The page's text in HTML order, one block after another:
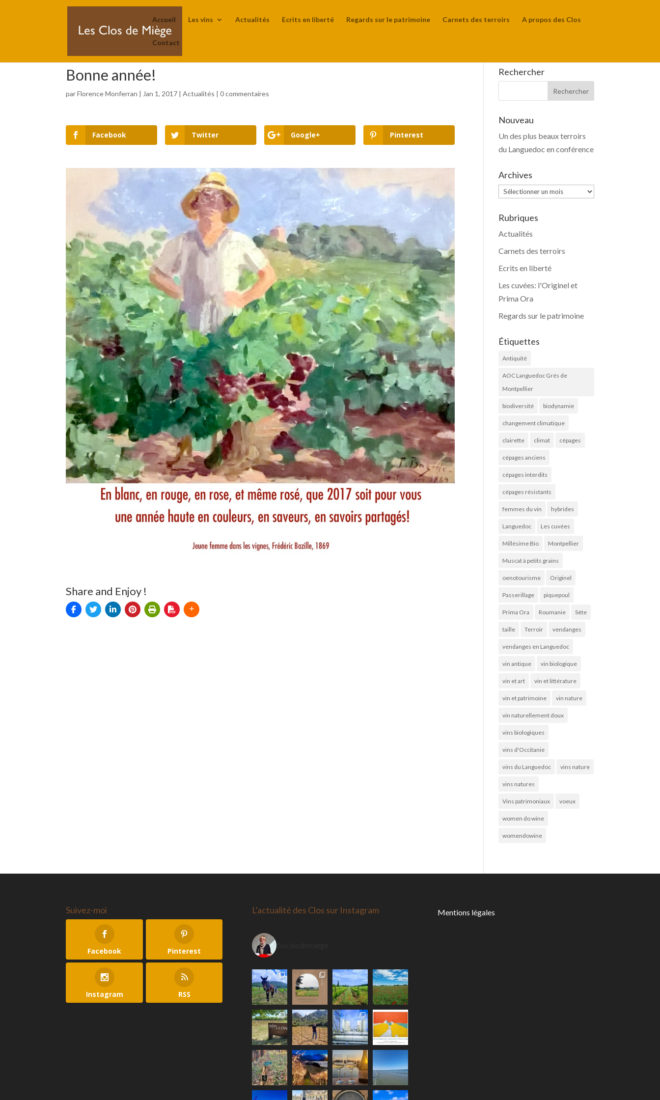
Accueil Les vins Actualités Ecrits en liberté Regards sur le patrimoine Carnets des terroirs A propos des Clos
Contact
Bonne année!
parFlorence Monferran | Jan 1, 2017 |Actualités |0 commentaires
Facebook Twitter Google+ Pinterest
Share and Enjoy !
Rechercher
Nouveau
Un des plus beaux terroirs
du Languedoc en conférence
Archives
Archives
Rubriques
Actualités
Carnets des terroirs
Ecrits en liberté
Les cuvées: l'Originel et
Prima Ora
Regards sur le patrimoine
Étiquettes
Antiquité
AOC Languedoc Grés de
Montpellier
biodiversité biodynamie
changement climatique
clairette climat cépages
cépages anciens
cépages interdits
cépages résistants
femmes du vin hybrides
Languedoc Les cuvées
Millésime Bio Montpellier
Muscat à petits grains
oenotourisme Originel
Passerillage piquepoul
Prima Ora Roumanie Sète
taille Terroir vendanges
vendanges en Languedoc
vin antique vin biologique
vin et art vin et littérature
vin et patrimoine vin nature
vin naturellement doux
vins biologiques
vins d'Occitanie
vins du Languedoc vins nature
vins natures
Vins patrimoniaux voeux
women do wine
womendowine
Suivez-moi
Facebook Pinterest
Instagram RSS
L’actualité des Clos sur Instagram
floclosdemiege
Mentions légales